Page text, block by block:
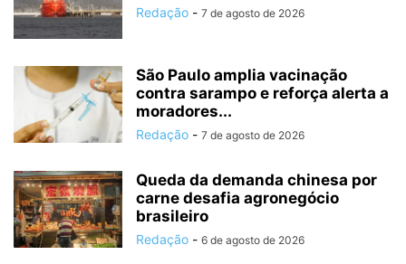
Redação - 7 de agosto de 2026
São Paulo amplia vacinação
contra sarampo e reforça alerta a
moradores...
Redação - 7 de agosto de 2026
Queda da demanda chinesa por
carne desafia agronegócio
brasileiro
Redação - 6 de agosto de 2026